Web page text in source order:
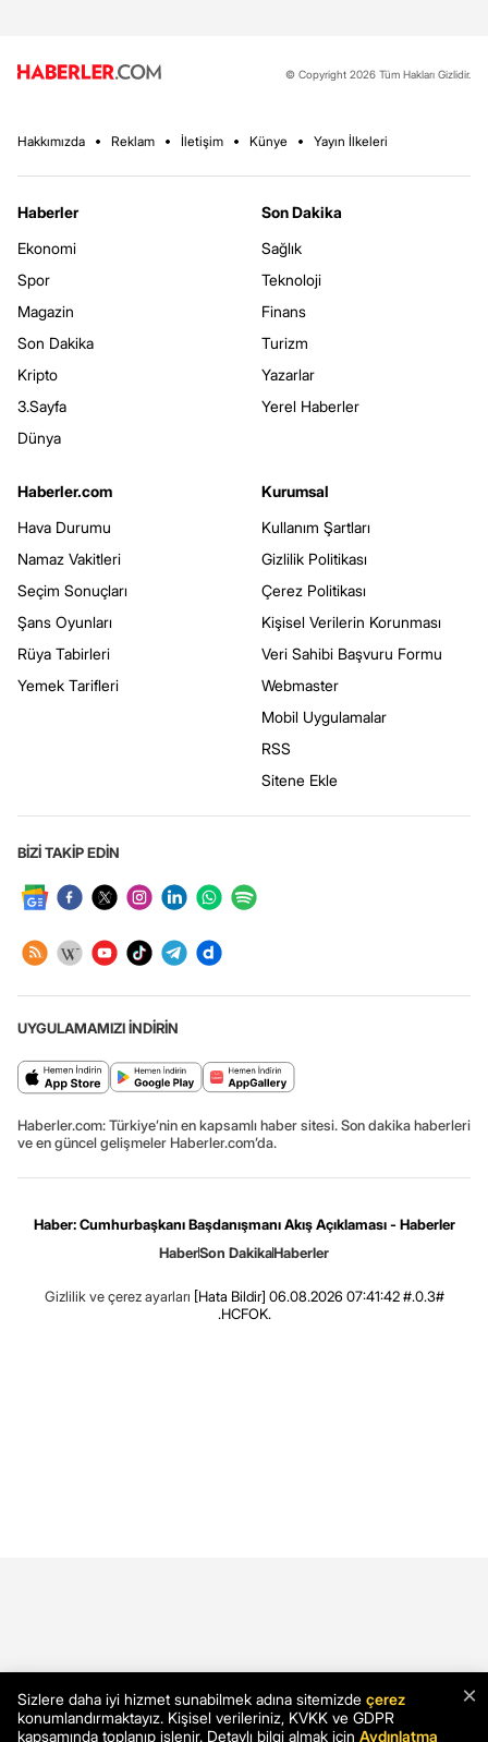
© Copyright 2026 Tüm Hakları Gizlidir.
Hakkımızda Reklam İletişim Künye Yayın İlkeleri
Haberler
Ekonomi
Spor
Magazin
Son Dakika
Kripto
3.Sayfa
Dünya
Son Dakika
Sağlık
Teknoloji
Finans
Turizm
Yazarlar
Yerel Haberler
Haberler.com
Hava Durumu
Namaz Vakitleri
Seçim Sonuçları
Şans Oyunları
Rüya Tabirleri
Yemek Tarifleri
Kurumsal
Kullanım Şartları
Gizlilik Politikası
Çerez Politikası
Kişisel Verilerin Korunması
Veri Sahibi Başvuru Formu
Webmaster
Mobil Uygulamalar
RSS
Sitene Ekle
BİZİ TAKİP EDİN
UYGULAMAMIZI İNDİRİN
Haberler.com: Türkiye’nin en kapsamlı haber sitesi. Son dakika haberleri
ve en güncel gelişmeler Haberler.com’da.
Haber: Cumhurbaşkanı Başdanışmanı Akış Açıklaması - Haberler
HaberSon DakikaHaberler
Gizlilik ve çerez ayarları [Hata Bildir] 06.08.2026 07:41:42 #.0.3#
.HCFOK.
×
Sizlere daha iyi hizmet sunabilmek adına sitemizde çerez
konumlandırmaktayız. Kişisel verileriniz, KVKK ve GDPR
kapsamında toplanıp işlenir. Detaylı bilgi almak için Aydınlatma